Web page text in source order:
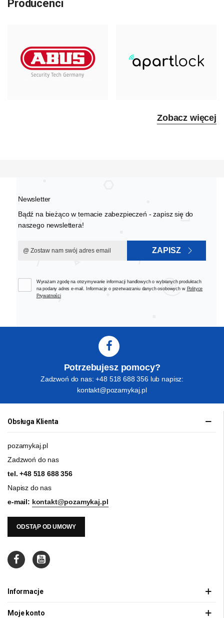
Producenci
Zobacz więcej
Newsletter
Bądź na bieżąco w temacie zabezpieczeń - zapisz się do
naszego newslettera!
ZAPISZ
Wyrażam zgodę na otrzymywanie informacji handlowych o wybranych produktach
na podany adres e-mail. Informacje o przetwarzaniu danych osobowych w Polityce
Prywatności
Potrzebujesz pomocy?
Zadzwoń do nas: +48 518 688 356 lub napisz:
kontakt@pozamykaj.pl
Obsługa Klienta
pozamykaj.pl
Zadzwoń do nas
tel.+48 518 688 356
Napisz do nas
e-mail: kontakt@pozamykaj.pl
ODSTĄP OD UMOWY
Informacje
Moje konto